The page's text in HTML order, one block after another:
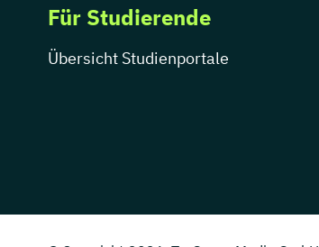
Für Studierende
Übersicht Studienportale